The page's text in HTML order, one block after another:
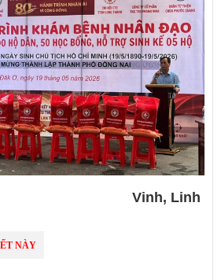
Vinh, Linh
NÀY